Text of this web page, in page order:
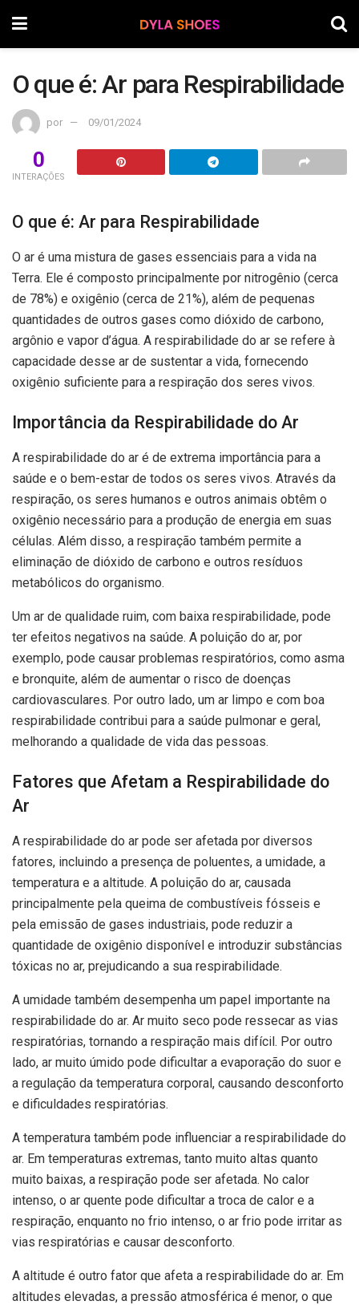
O que é: Ar para Respirabilidade
por 09/01/2024
0
INTERAÇÕES
O que é: Ar para Respirabilidade
O ar é uma mistura de gases essenciais para a vida na
Terra. Ele é composto principalmente por nitrogênio (cerca
de 78%) e oxigênio (cerca de 21%), além de pequenas
quantidades de outros gases como dióxido de carbono,
argônio e vapor d’água. A respirabilidade do ar se refere à
capacidade desse ar de sustentar a vida, fornecendo
oxigênio suficiente para a respiração dos seres vivos.
Importância da Respirabilidade do Ar
A respirabilidade do ar é de extrema importância para a
saúde e o bem-estar de todos os seres vivos. Através da
respiração, os seres humanos e outros animais obtêm o
oxigênio necessário para a produção de energia em suas
células. Além disso, a respiração também permite a
eliminação de dióxido de carbono e outros resíduos
metabólicos do organismo.
Um ar de qualidade ruim, com baixa respirabilidade, pode
ter efeitos negativos na saúde. A poluição do ar, por
exemplo, pode causar problemas respiratórios, como asma
e bronquite, além de aumentar o risco de doenças
cardiovasculares. Por outro lado, um ar limpo e com boa
respirabilidade contribui para a saúde pulmonar e geral,
melhorando a qualidade de vida das pessoas.
Fatores que Afetam a Respirabilidade do
Ar
A respirabilidade do ar pode ser afetada por diversos
fatores, incluindo a presença de poluentes, a umidade, a
temperatura e a altitude. A poluição do ar, causada
principalmente pela queima de combustíveis fósseis e
pela emissão de gases industriais, pode reduzir a
quantidade de oxigênio disponível e introduzir substâncias
tóxicas no ar, prejudicando a sua respirabilidade.
A umidade também desempenha um papel importante na
respirabilidade do ar. Ar muito seco pode ressecar as vias
respiratórias, tornando a respiração mais difícil. Por outro
lado, ar muito úmido pode dificultar a evaporação do suor e
a regulação da temperatura corporal, causando desconforto
e dificuldades respiratórias.
A temperatura também pode influenciar a respirabilidade do
ar. Em temperaturas extremas, tanto muito altas quanto
muito baixas, a respiração pode ser afetada. No calor
intenso, o ar quente pode dificultar a troca de calor e a
respiração, enquanto no frio intenso, o ar frio pode irritar as
vias respiratórias e causar desconforto.
A altitude é outro fator que afeta a respirabilidade do ar. Em
altitudes elevadas, a pressão atmosférica é menor, o que